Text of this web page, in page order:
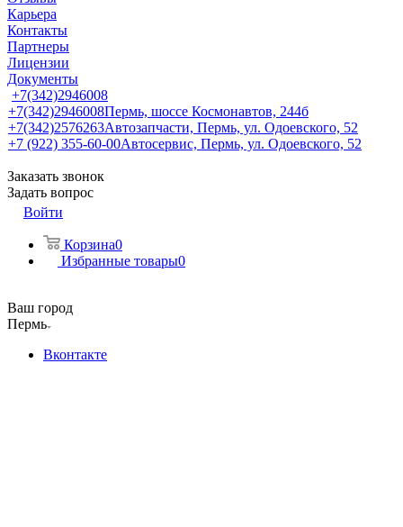
Карьера
Контакты
Партнеры
Лицензии
Документы
+7(342)2946008
+7(342)2946008Пермь, шоссе Космонавтов, 244б
+7(342)2576263Автозапчасти, Пермь, ул. Одоевского, 52
+7 (922) 355-60-00Автосервис, Пермь, ул. Одоевского, 52
Заказать звонок
Задать вопрос
Войти
Корзина0
Избранные товары0
Ваш город
Пермь
Вконтакте